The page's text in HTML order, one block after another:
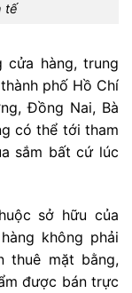
tế
hàng, trung
phố Hồ Chí
Đồng Nai, Bà
có thể tới tham
sắm bất cứ lúc
sở hữu của
hàng không phải
thuê mặt bằng,
được bán trực